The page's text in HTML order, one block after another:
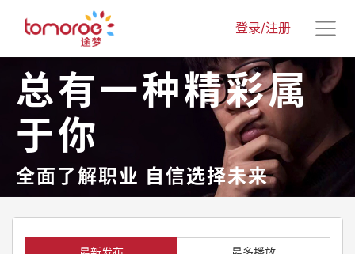
登录/注册
总有一种精彩属
于你
全面了解职业 自信选择未来